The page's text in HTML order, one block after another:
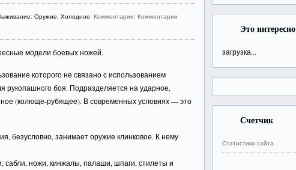
,Оружие,Холодное. Комментарии:Комментарии
модели боевых ножей.
которого не связано с использованием
рукопашного боя. Подразделяется на ударное,
(колюще-рубящее). В современных условиях — это
безусловно, занимает оружие клинковое. К нему
сабли, ножи, кинжалы, палаши, шпаги, стилеты и
Это интересно
загрузка...
Счетчик
Статистика сайта